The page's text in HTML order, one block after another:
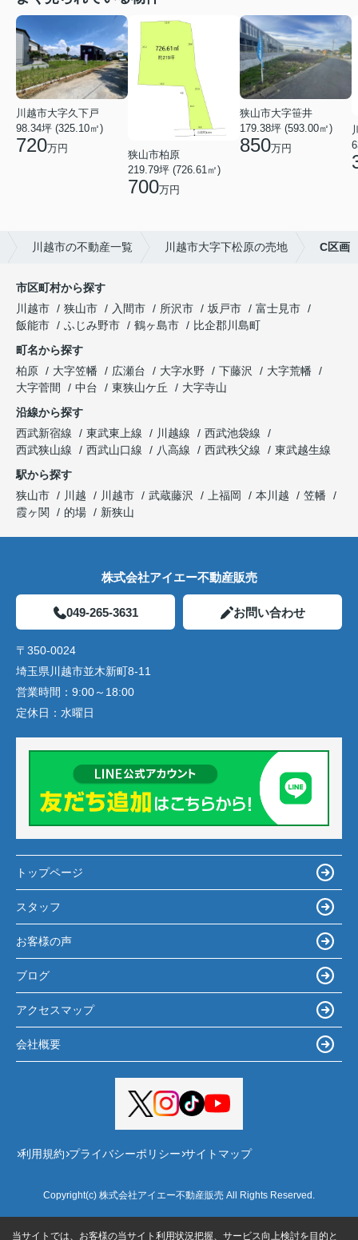
川越市大字久下戸
98.34坪 (325.10㎡)
720万円
狭山市柏原
219.79坪 (726.61㎡)
700万円
狭山市大字笹井
179.38坪 (593.00㎡)
850万円
川越市の不動産一覧 川越市大字下松原の売地 C区画
市区町村から探す
川越市
狭山市 入間市 所沢市 坂戸市
富士見市
飯能市
ふじみ野市 鶴ヶ島市
比企郡川島町
町名から探す
柏原
大字笠幡 広瀬台 大字水野 下藤沢
大字荒幡
大字菅間
中台 東狭山ケ丘
大字寺山
沿線から探す
西武新宿線
東武東上線 川越線
西武池袋線
西武狭山線
西武山口線 八高線 西武秩父線
東武越生線
駅から探す
狭山市
川越 川越市 武蔵藤沢 上福岡 本川越
笠幡
霞ヶ関
的場 新狭山
株式会社アイエー不動産販売
049-265-3631 お問い合わせ
〒350-0024
埼玉県川越市並木新町8-11
営業時間： 9:00～18:00
定休日： 水曜日
トップページ
スタッフ
お客様の声
ブログ
アクセスマップ
会社概要
利用規約 プライバシーポリシー サイトマップ
Copyright(c) 株式会社アイエー不動産販売 All Rights Reserved.
当サイトでは、お客様の当サイト利用状況把握、サービス向上検討を目的と